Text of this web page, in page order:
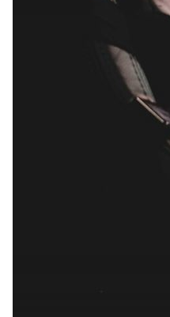
Entretención y Cultura
Dato en Pauta
Contenido Patrocinado